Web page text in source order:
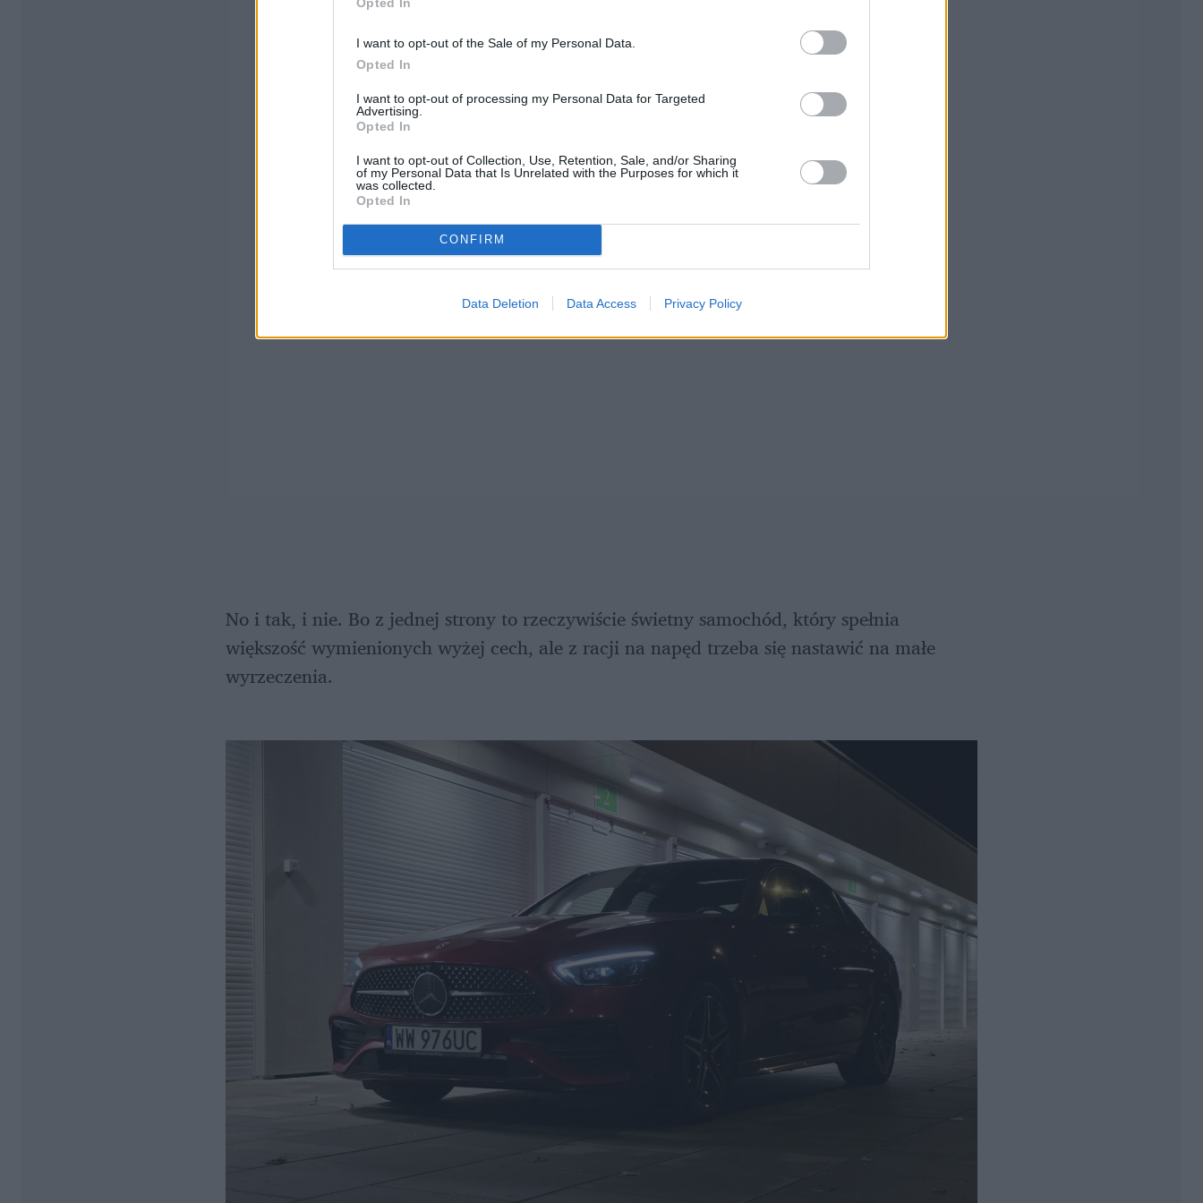
I want to opt-out of the Sale of my Personal Data.
Opted In
I want to opt-out of processing my Personal Data for Targeted
Advertising.
Opted In
I want to opt-out of Collection, Use, Retention, Sale, and/or Sharing
of my Personal Data that Is Unrelated with the Purposes for which it
was collected.
Opted In
CONFIRM
Data Deletion Data Access Privacy Policy
No i tak, i nie. Bo z jednej strony to rzeczywiście świetny samochód, który spełnia
większość wymienionych wyżej cech, ale z racji na napęd trzeba się nastawić na małe
wyrzeczenia.